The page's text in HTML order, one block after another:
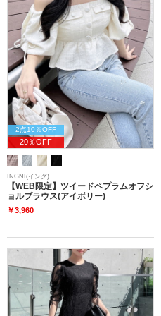
2点10％OFF
20％OFF
INGNI(イング)
【WEB限定】ツイードペプラムオフシ
ョルブラウス(アイボリー)
￥3,960